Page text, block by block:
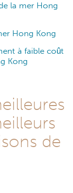
la mer Hong
Hong Kong
à faible coût
Kong
de